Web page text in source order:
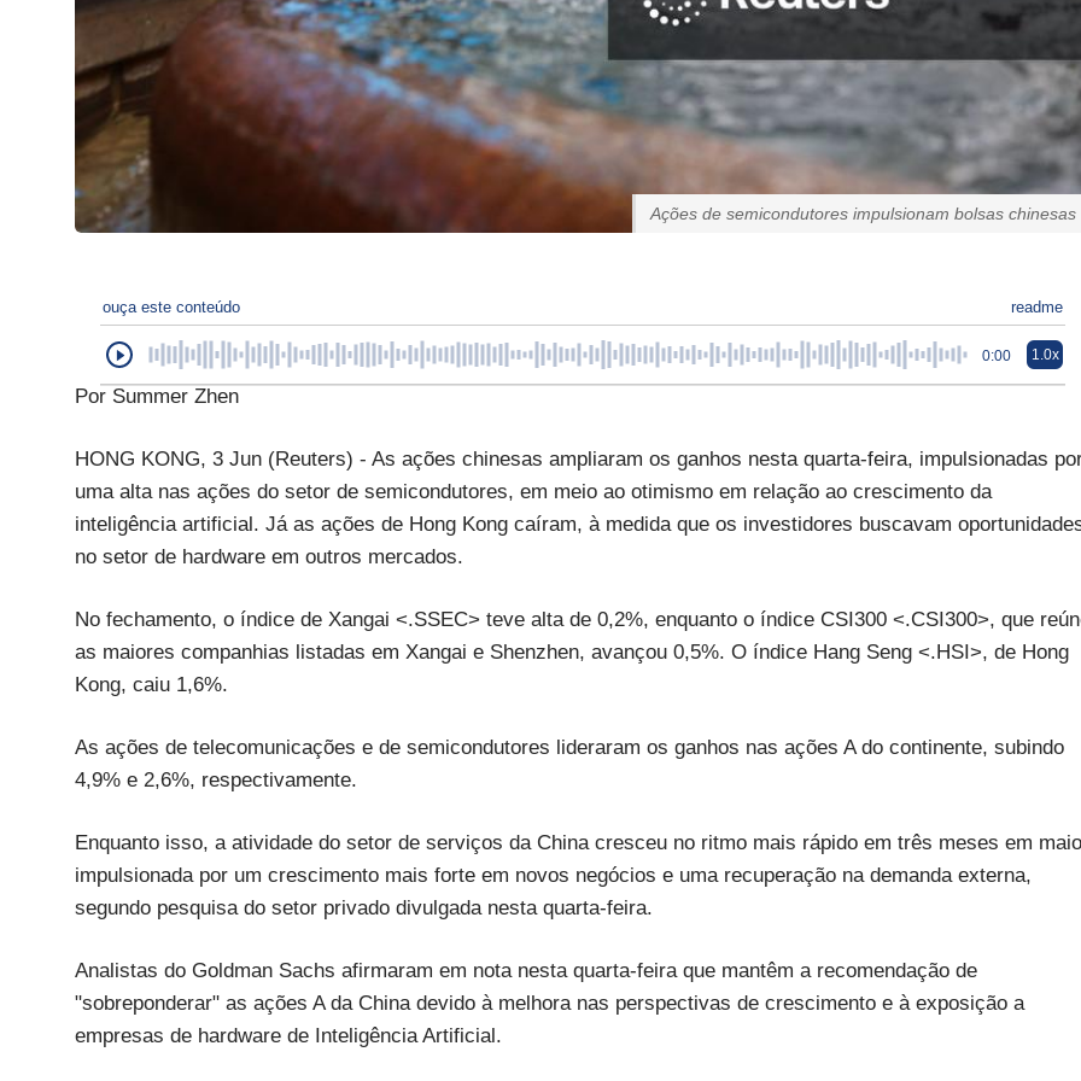
Ações de semicondutores impulsionam bolsas chinesas
ouça este conteúdo readme
0:00 1.0x
Por Summer Zhen
HONG KONG, 3 Jun (Reuters) - As ações chinesas ampliaram os ganhos nesta quarta-feira, impulsionadas
uma alta nas ações do setor de semicondutores, em meio ao otimismo em relação ao crescimento da
inteligência artificial. Já as ações de Hong Kong caíram, à medida que os investidores buscavam
no setor de hardware em outros mercados.
No fechamento, o índice de Xangai <.SSEC> teve alta de 0,2%, enquanto o índice CSI300 <.CSI300>, que
as maiores companhias listadas em Xangai e Shenzhen, avançou 0,5%. O índice Hang Seng <.HSI>, de Hong
Kong, caiu 1,6%.
As ações de telecomunicações e de semicondutores lideraram os ganhos nas ações A do continente, subindo
4,9% e 2,6%, respectivamente.
Enquanto isso, a atividade do setor de serviços da China cresceu no ritmo mais rápido em três meses em
impulsionada por um crescimento mais forte em novos negócios e uma recuperação na demanda externa,
segundo pesquisa do setor privado divulgada nesta quarta-feira.
Analistas do Goldman Sachs afirmaram em nota nesta quarta-feira que mantêm a recomendação de
"sobreponderar" as ações A da China devido à melhora nas perspectivas de crescimento e à exposição a
empresas de hardware de Inteligência Artificial.